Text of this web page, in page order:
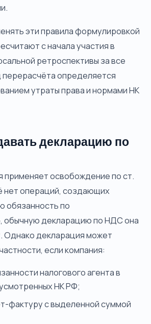
эти правила формулировкой
с начала участия в
ретроспективы за все
определяется
утраты права и нормами НК
декларацию по
применяет освобождение по ст.
нет операций, создающих
обязанность по
обычную декларацию по НДС она
Однако декларация может
если компания:
налогового агента в
НК РФ;
фактуру с выделенной суммой